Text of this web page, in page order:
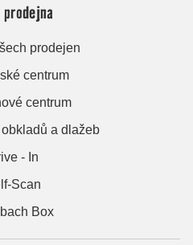
prodejen
centrum
centrum
a dlažeb
- In
Scan
Box